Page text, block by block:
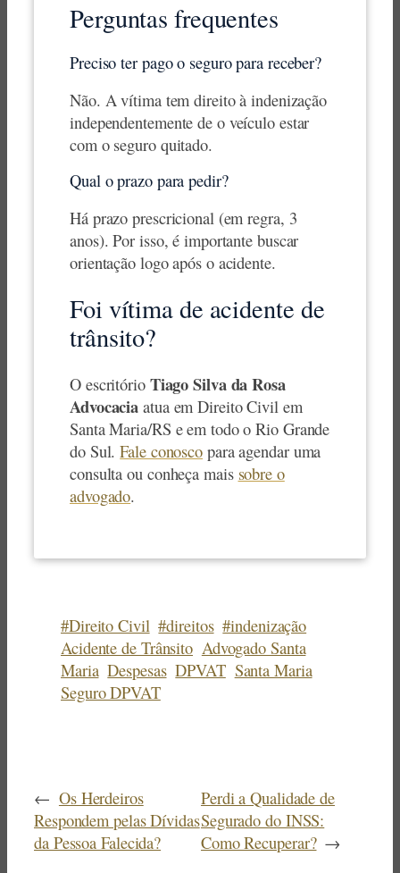
Perguntas frequentes
Preciso ter pago o seguro para receber?
Não. A vítima tem direito à indenização
independentemente de o veículo estar
com o seguro quitado.
Qual o prazo para pedir?
Há prazo prescricional (em regra, 3
anos). Por isso, é importante buscar
orientação logo após o acidente.
Foi vítima de acidente de
trânsito?
O escritório Tiago Silva da Rosa
Advocacia atua em Direito Civil em
Santa Maria/RS e em todo o Rio Grande
do Sul.Fale conosco para agendar uma
consulta ou conheça mais sobre o
advogado.
#Direito Civil #direitos #indenização
Acidente de Trânsito Advogado Santa
Maria Despesas DPVAT Santa Maria
Seguro DPVAT
← Os Herdeiros
Respondem pelas Dívidas
da Pessoa Falecida?
Perdi a Qualidade de
Segurado do INSS:
Como Recuperar? →